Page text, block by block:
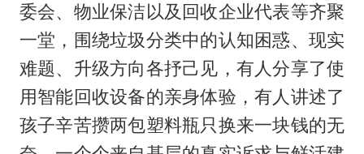
委会、物业保洁以及回收企业代表等齐聚
一堂，围绕垃圾分类中的认知困惑、现实
难题、升级方向各抒己见，有人分享了使
用智能回收设备的亲身体验，有人讲述了
孩子辛苦攒两包塑料瓶只换来一块钱的无